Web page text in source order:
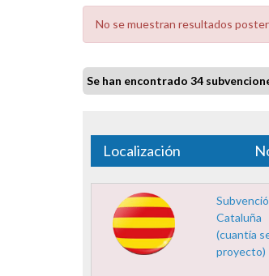
No se muestran resultados
Se han encontrado 34
Localización
Cataluña
(cuantía
proyecto)